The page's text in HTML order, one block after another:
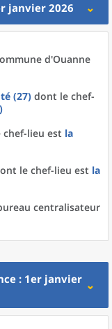
janvier 2026
d'Ouanne
(27) dont le chef-
lieu est la
le chef-lieu est la
centralisateur
: 1er janvier